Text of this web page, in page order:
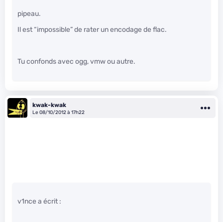
pipeau.
Il est “impossible” de rater un encodage de flac.
Tu confonds avec ogg, vmw ou autre.
kwak-kwak
Le 08/10/2012 à 17h22
v1nce a écrit :